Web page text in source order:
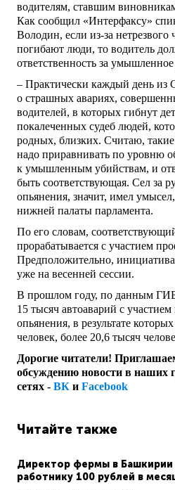
водителям, ставшим
Как сообщил «Интерфаксу»
Володин, если из-за нетрезвого
погибают люди, то водитель
ответственность за
– Практически каждый день
о страшных авариях,
водителей, в которых гибнут
покалеченных судеб людей,
родных, близких. Считаю, такие
надо приравнивать по уровню
к умышленным убийствам, и
быть соответствующая. Сел за
опьянения, значит, имел
нижней палаты парламента.
По его словам,
прорабатывается с участием
Предположительно,
уже на весенней сессии.
В прошлом году, по данным
15 тысяч автоаварий с
опьянения, в результате
человек, более 20,6 тысяч
Дорогие читатели!
обсуждению новости в наших
сетях - ВК и Facebook
Читайте также
Директор фермы в Башкирии
работнику 100 рублей в